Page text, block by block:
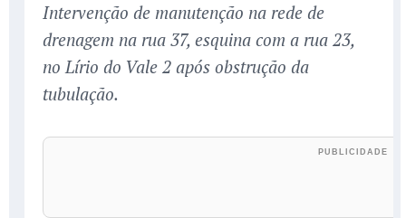
Intervenção de manutenção na rede de
drenagem na rua 37, esquina com a rua 23,
no Lírio do Vale 2 após obstrução da
tubulação.